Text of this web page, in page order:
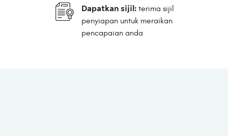
Dapatkan sijil: terima sijil
penyiapan untuk meraikan
pencapaian anda